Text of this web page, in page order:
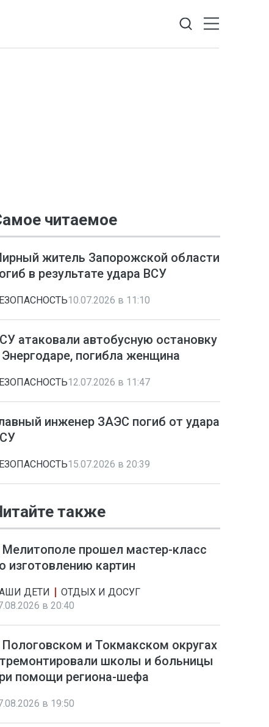
читаемое
житель Запорожской области
в результате удара ВСУ
10.07.2026 в 11:10
атаковали автобусную остановку
Энергодаре, погибла женщина
12.07.2026 в 11:47
инженер ЗАЭС погиб от удара
15.07.2026 в 20:39
также
Мелитополе прошел мастер-класс
изготовлению картин
ДЕТИ
ОТДЫХ И ДОСУГ
в 20:40
Пологовском и Токмакском округах
школы и больницы
помощи региона-шефа
в 19:50